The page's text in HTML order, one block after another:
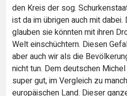
den Kreis der sog.
ist da im übrigen auch mit
glauben sie könnten mit ihren
Welt einschüchtern. Diesen
aber auch wir als die
nicht tun. Dem deutschen
super gut, im Vergleich zu
europäischen Land. Dieser